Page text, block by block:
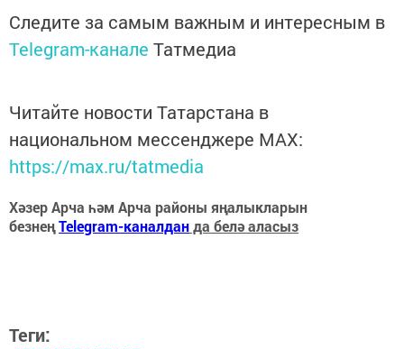
Следите за самым важным и интересным в
Telegram-канале Татмедиа
Читайте новости Татарстана в
национальном мессенджере MАХ:
https://max.ru/tatmedia
Хәзер Арча һәм Арча районы яңалыкларын
безнеңTelegram-каналданда белә аласыз
Теги: